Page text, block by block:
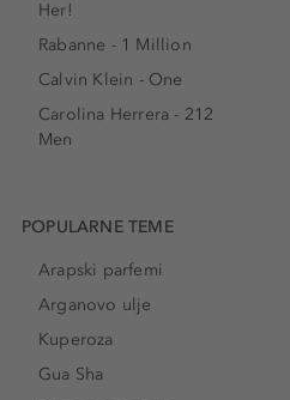
Her!
Rabanne - 1 Million
Calvin Klein - One
Carolina Herrera - 212
Men
POPULARNE TEME
Arapski parfemi
Arganovo ulje
Kuperoza
Gua Sha